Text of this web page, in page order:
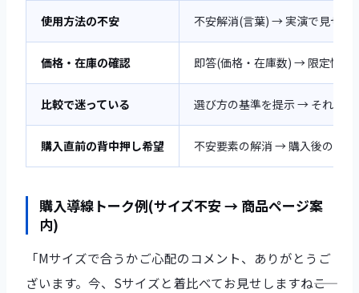
使用方法の不安 不安解消(言葉) → 実演で見せる
価格・在庫の確認 即答(価格・在庫数) → 限定性の
比較で迷っている 選び方の基準を提示 → それぞ
購入直前の背中押し希望 不安要素の解消 → 購入後の安
購入導線トーク例(サイズ不安 → 商品ページ案
内)
「Mサイズで合うかご心配のコメント、ありがとうご
ざいます。今、Sサイズと着比べてお見せしますね――こ